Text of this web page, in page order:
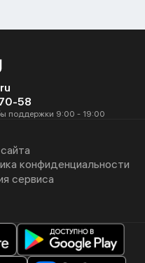
58
поддержки 9:00 - 19:00
конфиденциальности
сервиса